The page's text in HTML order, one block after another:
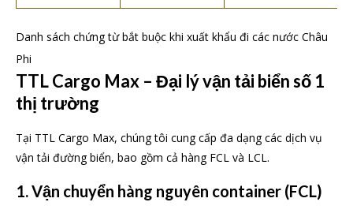
Danh sách chứng từ bắt buộc khi xuất khẩu đi các nước Châu
Phi
TTL Cargo Max – Đại lý vận tải biển số 1
thị trường
Tại TTL Cargo Max, chúng tôi cung cấp đa dạng các dịch vụ
vận tải đường biển, bao gồm cả hàng FCL và LCL.
1. Vận chuyển hàng nguyên container (FCL)